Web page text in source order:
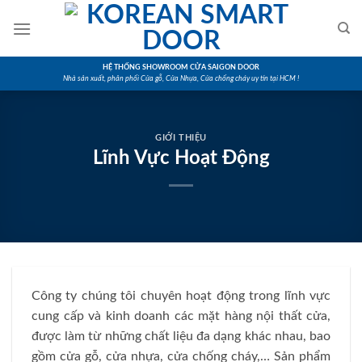
HỆ THỐNG SHOWROOM CỬA SAIGON DOOR
Nhà sản xuất, phân phối Cửa gỗ, Cửa Nhựa, Cửa chống cháy uy tín tại HCM !
GIỚI THIỆU
Lĩnh Vực Hoạt Động
Công ty chúng tôi chuyên hoạt động trong lĩnh vực
cung cấp và kinh doanh các mặt hàng nội thất cửa,
được làm từ những chất liệu đa dạng khác nhau, bao
gồm cửa gỗ, cửa nhựa, cửa chống cháy,… Sản phẩm